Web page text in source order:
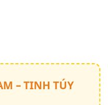
– TINH TÚY